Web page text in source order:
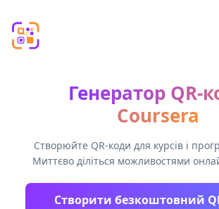
Генератор QR-
Coursera
Створюйте QR-коди для курсів і
Миттєво діліться можливостями
Створити безкоштовний